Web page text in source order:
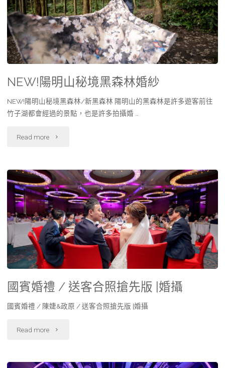
NEW!陽明山秘境黑森林婚紗
NEW!陽明山秘境黑森林/新黑森林 陽明山的黑森林是許多遊客前往
竹子湖都會經過的景點，也是許多拍攝婚 …
Read more
國賓婚禮 / 送客合照搶先版 |婚攝​
國賓婚禮 / 陳婕&政原 / 送客合照搶先版 |婚攝
Read more